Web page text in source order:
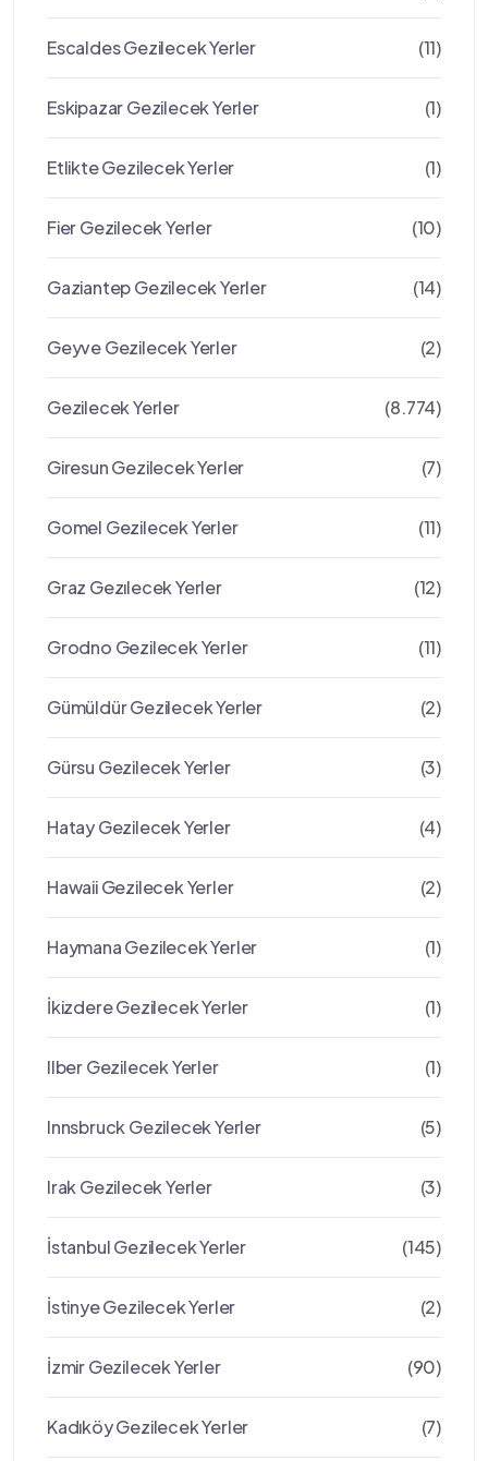
Escaldes Gezilecek Yerler (11)
Eskipazar Gezilecek Yerler (1)
Etlikte Gezilecek Yerler (1)
Fier Gezilecek Yerler (10)
Gaziantep Gezilecek Yerler (14)
Geyve Gezilecek Yerler (2)
Gezilecek Yerler (8.774)
Giresun Gezilecek Yerler (7)
Gomel Gezilecek Yerler (11)
Graz Gezılecek Yerler (12)
Grodno Gezilecek Yerler (11)
Gümüldür Gezilecek Yerler (2)
Gürsu Gezilecek Yerler (3)
Hatay Gezilecek Yerler (4)
Hawaii Gezilecek Yerler (2)
Haymana Gezilecek Yerler (1)
İkizdere Gezilecek Yerler (1)
Ilber Gezilecek Yerler (1)
Innsbruck Gezilecek Yerler (5)
Irak Gezilecek Yerler (3)
İstanbul Gezilecek Yerler (145)
İstinye Gezilecek Yerler (2)
İzmir Gezilecek Yerler (90)
Kadıköy Gezilecek Yerler (7)